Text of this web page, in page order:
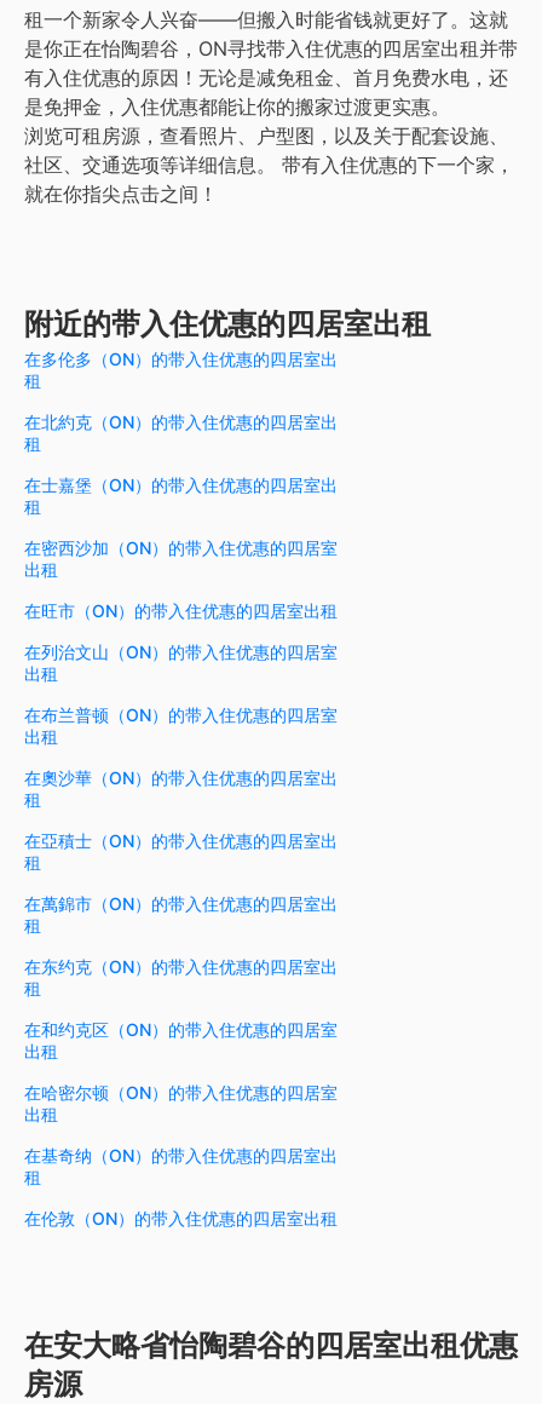
租一个新家令人兴奋——但搬入时能省钱就更好了。这就
是你正在怡陶碧谷，ON寻找带入住优惠的四居室出租并带
有入住优惠的原因！无论是减免租金、首月免费水电，还
是免押金，入住优惠都能让你的搬家过渡更实惠。
浏览可租房源，查看照片、户型图，以及关于配套设施、
社区、交通选项等详细信息。
带有入住优惠的下一个家，
就在你指尖点击之间！
附近的带入住优惠的四居室出租
在多伦多（ON）的带入住优惠的四居室出
租
在北約克（ON）的带入住优惠的四居室出
租
在士嘉堡（ON）的带入住优惠的四居室出
租
在密西沙加（ON）的带入住优惠的四居室
出租
在旺市（ON）的带入住优惠的四居室出租
在列治文山（ON）的带入住优惠的四居室
出租
在布兰普顿（ON）的带入住优惠的四居室
出租
在奧沙華（ON）的带入住优惠的四居室出
租
在亞積士（ON）的带入住优惠的四居室出
租
在萬錦市（ON）的带入住优惠的四居室出
租
在东约克（ON）的带入住优惠的四居室出
租
在和约克区（ON）的带入住优惠的四居室
出租
在哈密尔顿（ON）的带入住优惠的四居室
出租
在基奇纳（ON）的带入住优惠的四居室出
租
在伦敦（ON）的带入住优惠的四居室出租
在安大略省怡陶碧谷的四居室出租优惠
房源